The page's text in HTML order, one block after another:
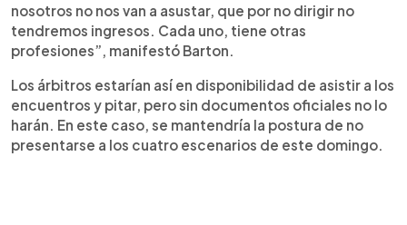
nosotros no nos van a asustar, que por no dirigir no
tendremos ingresos. Cada uno, tiene otras
profesiones”, manifestó Barton.
Los árbitros estarían así en disponibilidad de asistir a los
encuentros y pitar, pero sin documentos oficiales no lo
harán. En este caso, se mantendría la postura de no
presentarse a los cuatro escenarios de este domingo.